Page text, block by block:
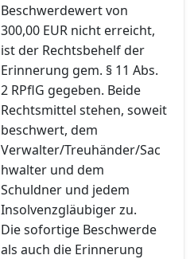
Beschwerdewert von
300,00 EUR nicht erreicht,
ist der Rechtsbehelf der
Erinnerung gem. § 11 Abs.
2 RPflG gegeben. Beide
Rechtsmittel stehen, soweit
beschwert, dem
Verwalter/Treuhänder/Sac
hwalter und dem
Schuldner und jedem
Insolvenzgläubiger zu.
Die sofortige Beschwerde
als auch die Erinnerung